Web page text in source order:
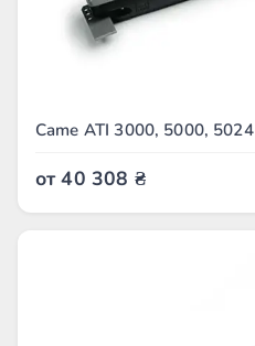
Came ATI 3000, 5000, 5024
от 40 308 ₴